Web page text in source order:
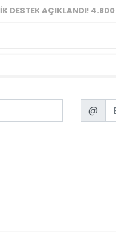
DESTEK AÇIKLANDI!
Email
@